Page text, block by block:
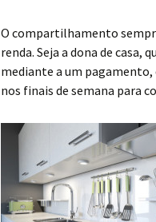
O compartilhamento
renda. Seja a dona de
mediante a um pagamento,
nos finais de semana para